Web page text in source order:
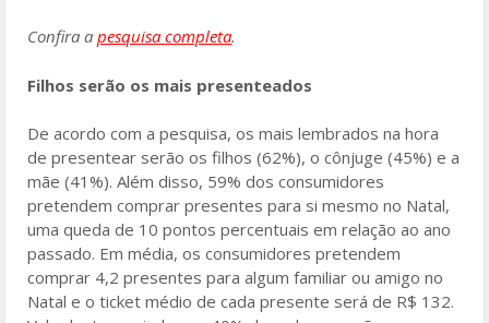
Confira apesquisa completa.
Filhos serão os mais presenteados
De acordo com a pesquisa, os mais lembrados na hora
de presentear serão os filhos (62%), o cônjuge (45%) e a
mãe (41%). Além disso, 59% dos consumidores
pretendem comprar presentes para si mesmo no Natal,
uma queda de 10 pontos percentuais em relação ao ano
passado. Em média, os consumidores pretendem
comprar 4,2 presentes para algum familiar ou amigo no
Natal e o ticket médio de cada presente será de R$ 132.